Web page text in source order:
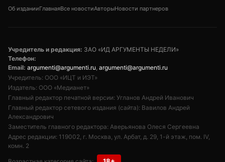
Об изданииГлавнаяВсе новостиАвторыНовости партнеров
Учредитель и редакция: ЗАО «ИД АРГУМЕНТЫ НЕДЕЛИ»
Телефон:
Email: argumenti@argumenti.ru, argumenti@argumenti.ru
Учредитель: ООО «ИЦТ и ИЭТ»
Издатель: ООО «Медианет»
Главный редактор печатной версии: Угланов Андрей Иванович
Главный редактор сетевого издания (сайта): Вавилов Андрей
Александрович
Заместитель главного редактора: Аверьянова Олеся Сергеевна
Адрес редакции: 119002, г. Москва, ул. Арбат, д. 29, 1-й этаж, пом. IV,
комн. 2